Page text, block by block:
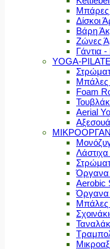
Μπάρες
Δίσκοι
Βάρη
Ζώνες
Γάντια
YOGA-
Μπάλες
Foam
Aerial
Λάστιχα
Όργανα
Aerobic
Όργανα
Μπάλες